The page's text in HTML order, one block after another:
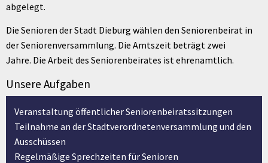
abgelegt.
Die Senioren der Stadt Dieburg wählen den Seniorenbeirat in
der Seniorenversammlung. Die Amtszeit beträgt zwei
Jahre. Die Arbeit des Seniorenbeirates ist ehrenamtlich.
Unsere Aufgaben
Veranstaltung öffentlicher Seniorenbeiratssitzungen
Teilnahme an der Stadtverordnetenversammlung und den
Ausschüssen
Regelmäßige Sprechzeiten für Senioren